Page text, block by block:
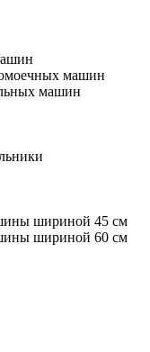
машин
машин
шириной 45 см
шириной 60 см